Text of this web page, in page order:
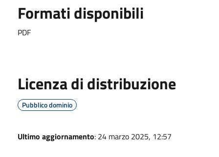
Formati disponibili
PDF
Licenza di distribuzione
Pubblico dominio
Ultimo aggiornamento: 24 marzo 2025, 12:57